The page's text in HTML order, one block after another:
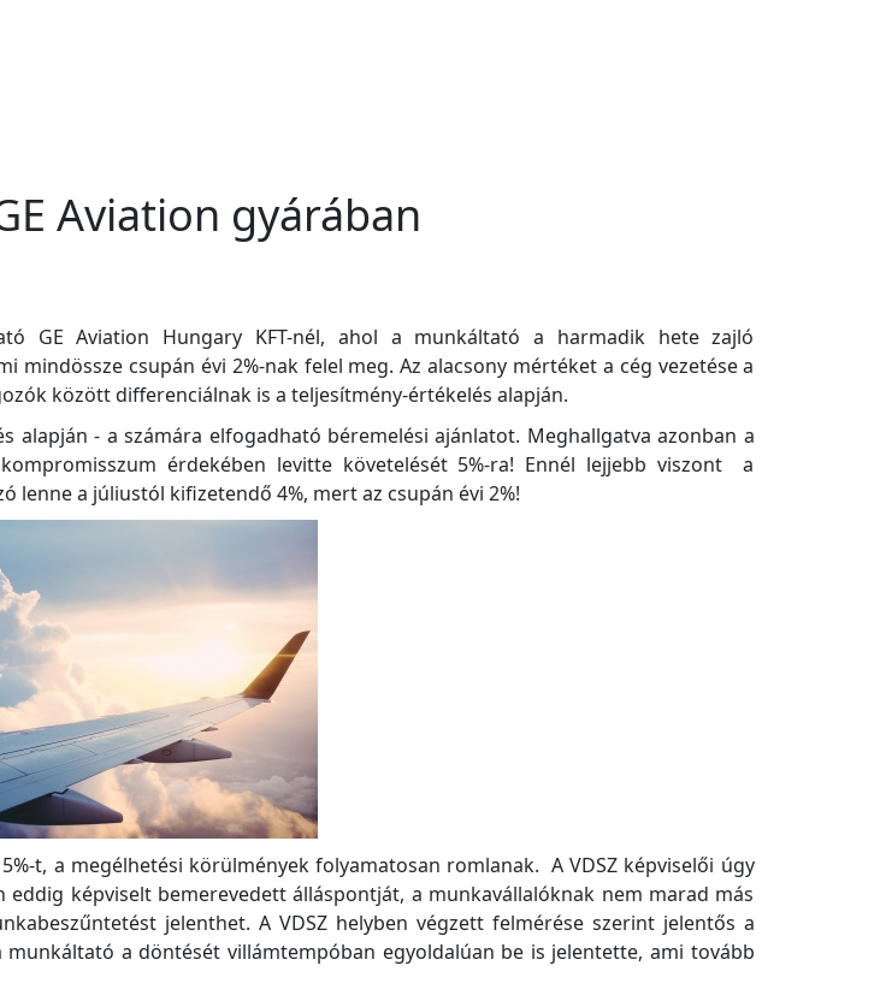
Aviation gyárában
GE Aviation Hungary KFT-nél, ahol a munkáltató a harmadik hete zajló
csupán évi 2%-nak felel meg. Az alacsony mértéket a cég vezetése a
között differenciálnak is a teljesítmény-értékelés alapján.
alapján - a számára elfogadható béremelési ajánlatot. Meghallgatva azonban a
érdekében levitte követelését 5%-ra! Ennél lejjebb viszont a
lenne a júliustól kifizetendő 4%, mert az csupán évi 2%!
t, a megélhetési körülmények folyamatosan romlanak. A VDSZ képviselői úgy
képviselt bemerevedett álláspontját, a munkavállalóknak nem marad más
jelenthet. A VDSZ helyben végzett felmérése szerint jelentős a
a döntését villámtempóban egyoldalúan be is jelentette, ami tovább